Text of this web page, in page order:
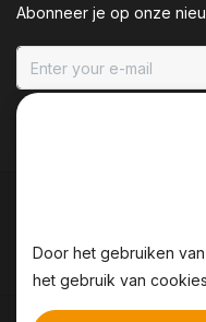
Abonneer je op onze
Door het gebruiken
het gebruik van